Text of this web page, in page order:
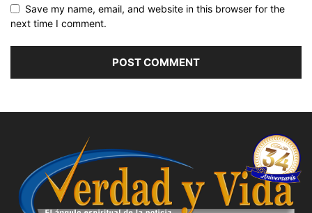
Save my name, email, and website in this browser for the
next time I comment.